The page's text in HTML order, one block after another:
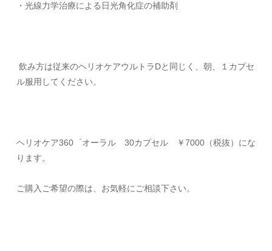
・光線力学治療による日光角化症の補助剤
飲み方は従来のヘリオケアウルトラDと同じく、朝、１カプセ
ル服用してください。
ヘリオケア360゜オーラル 30カプセル ￥7000（税抜）にな
ります。
ご購入ご希望の際は、お気軽にご相談下さい。